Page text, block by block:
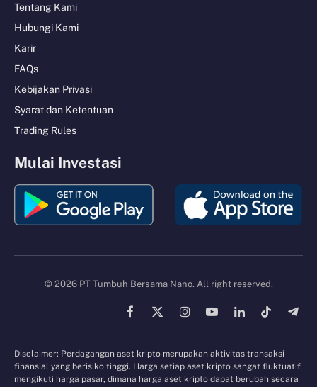
Tentang Kami
Hubungi Kami
Karir
FAQs
Kebijakan Privasi
Syarat dan Ketentuan
Trading Rules
Mulai Investasi
© 2026 PT Tumbuh Bersama Nano. All right reserved.
Facebook
X
InstagramYouTubeLinkedInTikTok
Disclaimer: Perdagangan aset kripto merupakan aktivitas transaksi
finansial yang berisiko tinggi. Harga setiap aset kripto sangat fluktuatif
mengikuti harga pasar, dimana harga aset kripto dapat berubah secara